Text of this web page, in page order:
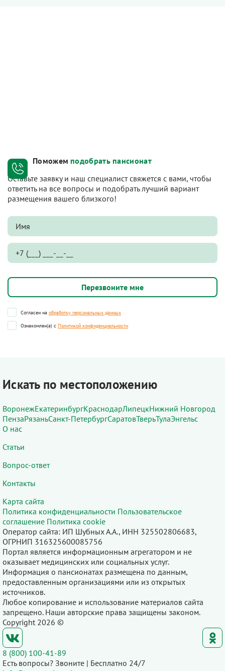
Поможем подобрать пансионат
Оставьте заявку и наш специалист свяжется с вами, чтобы
ответить на все вопросы и подобрать лучший вариант
размещения вашего близкого!
Согласен на обработку персональных данных
Ознакомлен(а) с Политикой конфиденциальности
Искать по местоположению
ВоронежЕкатеринбургКраснодарЛипецкНижний Новгород
ПензаРязаньСанкт-ПетербургСаратовТверьТулаЭнгельс
О нас
Статьи
Вопрос-ответ
Контакты
Карта сайта
Политика конфиденциальности Пользовательское
соглашение Политика cookie
Оператор сайта: ИП Шубных А.А., ИНН 325502806683,
ОГРНИП 316325600085756
Портал является информационным агрегатором и не
оказывает медицинских или социальных услуг.
Информация о пансионатах размещена по данным,
предоставленным организациями или из открытых
источников.
Любое копирование и использование материалов сайта
запрещено. Наши авторские права защищены законом.
Copyright 2026 ©
8 (800) 100-41-89
Есть вопросы? Звоните | Бесплатно 24/7